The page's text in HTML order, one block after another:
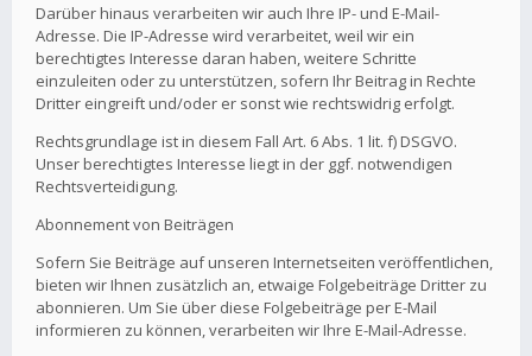
Darüber hinaus verarbeiten wir auch Ihre IP- und E-Mail-
Adresse. Die IP-Adresse wird verarbeitet, weil wir ein
berechtigtes Interesse daran haben, weitere Schritte
einzuleiten oder zu unterstützen, sofern Ihr Beitrag in Rechte
Dritter eingreift und/oder er sonst wie rechtswidrig erfolgt.
Rechtsgrundlage ist in diesem Fall Art. 6 Abs. 1 lit. f) DSGVO.
Unser berechtigtes Interesse liegt in der ggf. notwendigen
Rechtsverteidigung.
Abonnement von Beiträgen
Sofern Sie Beiträge auf unseren Internetseiten veröffentlichen,
bieten wir Ihnen zusätzlich an, etwaige Folgebeiträge Dritter zu
abonnieren. Um Sie über diese Folgebeiträge per E-Mail
informieren zu können, verarbeiten wir Ihre E-Mail-Adresse.